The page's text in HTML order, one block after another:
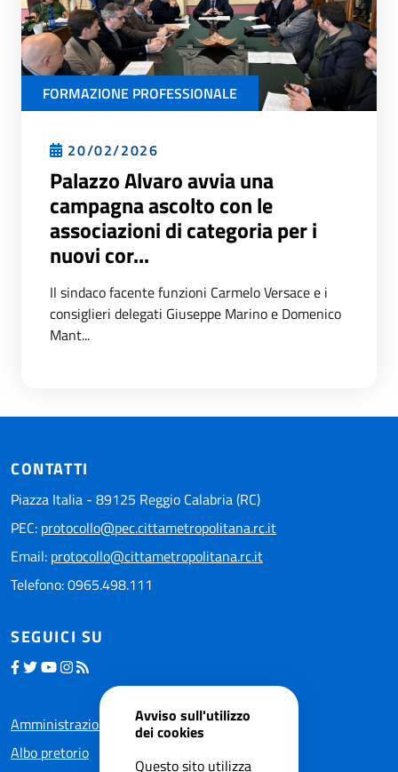
FORMAZIONE PROFESSIONALE
20/02/2026
Palazzo Alvaro avvia una
campagna ascolto con le
associazioni di categoria per i
nuovi cor...
Il sindaco facente funzioni Carmelo Versace e i
consiglieri delegati Giuseppe Marino e Domenico
Mant...
CONTATTI
Piazza Italia - 89125 Reggio Calabria (RC)
PEC: protocollo@pec.cittametropolitana.rc.it
Email: protocollo@cittametropolitana.rc.it
Telefono: 0965.498.111
SEGUICI SU
Amministrazione trasparente
Albo pretorio
Avviso sull'utilizzo
dei cookies
Questo sito utilizza